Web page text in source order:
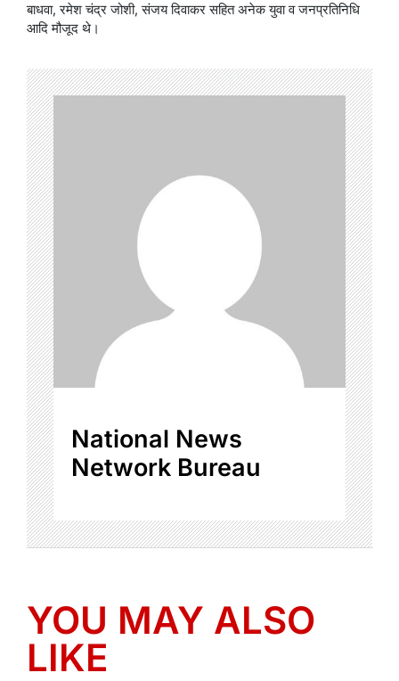
बाधवा, रमेश चंद्र जोशी, संजय दिवाकर सहित अनेक युवा व जनप्रतिनिधि
आदि मौजूद थे।
National News
Network Bureau
YOU MAY ALSO
LIKE